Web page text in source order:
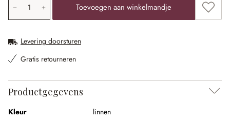
Toevoegen aan winkelmandje
Levering doorsturen
Gratis retourneren
Productgegevens
Kleur
linnen